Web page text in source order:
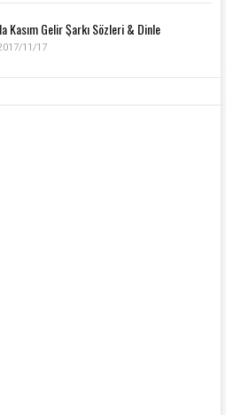
Kasım Gelir Şarkı Sözleri & Dinle
11/17